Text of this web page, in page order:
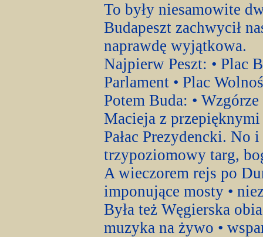
To były niesamowite
Budapeszt zachwycił
naprawdę wyjątkowa.
Najpierw Peszt: • Plac
Parlament • Plac
Potem Buda: •
Macieja z
Pałac Prezydencki. No
trzypoziomowy targ,
A wieczorem rejs po
imponujące mosty •
Była też Węgierska
muzyka na żywo •